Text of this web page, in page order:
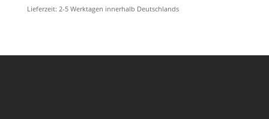
Lieferzeit: 2-5 Werktagen innerhalb Deutschlands